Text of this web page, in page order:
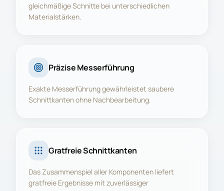
gleichmäßige Schnitte bei unterschiedlichen
Materialstärken.
Präzise Messerführung
Exakte Messerführung gewährleistet saubere
Schnittkanten ohne Nachbearbeitung.
Gratfreie Schnittkanten
Das Zusammenspiel aller Komponenten liefert
gratfreie Ergebnisse mit zuverlässiger